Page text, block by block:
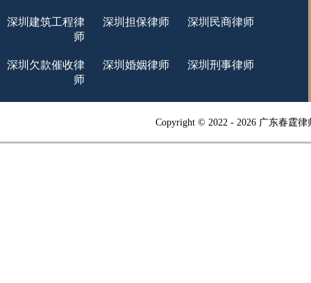
深圳建筑工程律
师
深圳担保律师 深圳民商律师
深圳欠款催收律
师
深圳婚姻律师 深圳刑事律师
Copyright © 2022 - 2026 广东春霆